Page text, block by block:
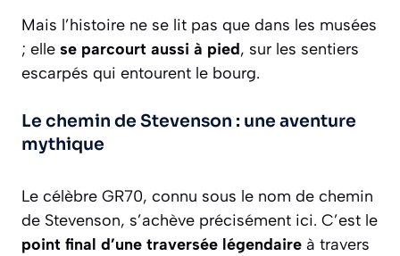
Mais l’histoire ne se lit pas que dans les musées
; elle se parcourt aussi à pied, sur les sentiers
escarpés qui entourent le bourg.
Le chemin de Stevenson : une aventure
mythique
Le célèbre GR70, connu sous le nom de chemin
de Stevenson, s’achève précisément ici. C’est le
point final d’une traversée légendaire à travers